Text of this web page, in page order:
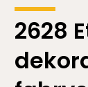
2628